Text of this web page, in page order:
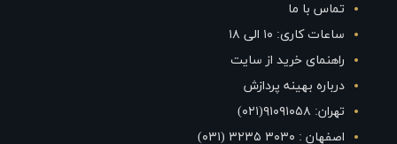
تماس با ما
ساعات کاری: ۱۰ الی ۱۸
راهنمای خرید از سایت
درباره بهینه پردازش
تهران: ۹۱۰۹۱۰۵۸(۰۲۱)
اصفهان : ۳۰۳۰ ۳۲۳۵ (۰۳۱)